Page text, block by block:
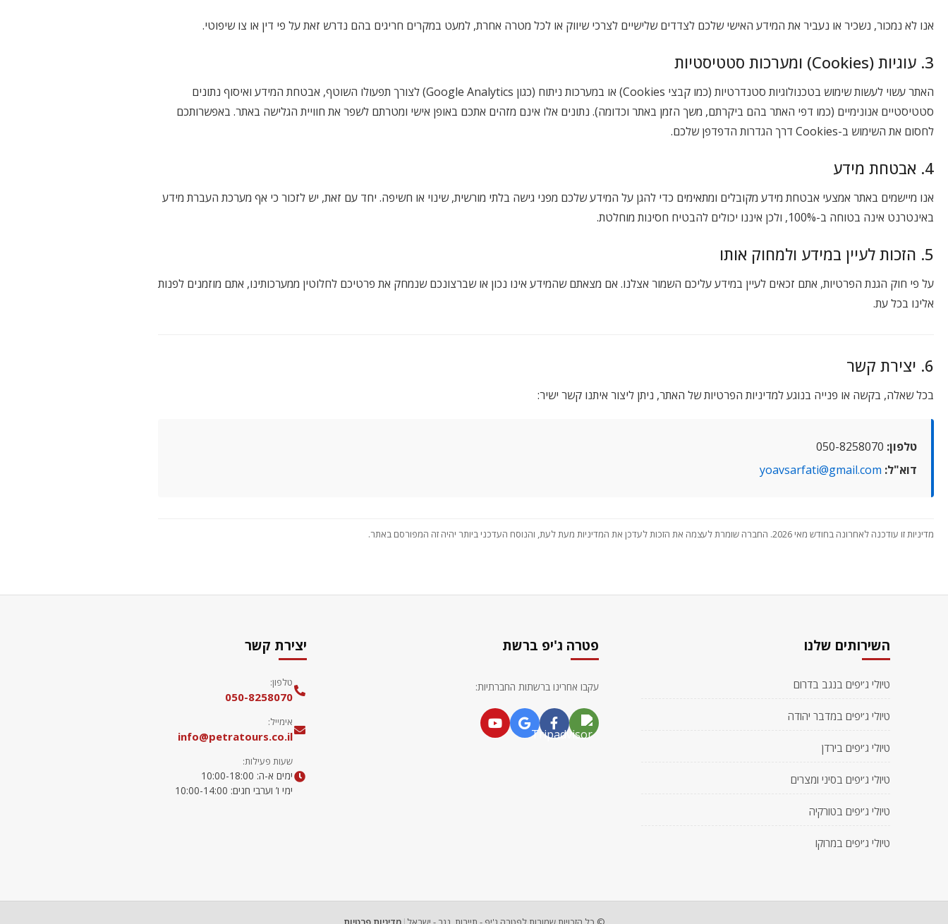
אנו לא נמכור, נשכיר או נעביר את המידע האישי שלכם לצדדים שלישיים לצרכי שיווק או לכל מטרה אחרת, למעט במקרים חריגים בהם נדרש זאת על פי דין או צו שיפוטי.
3. עוגיות (Cookies) ומערכות סטטיסטיות
האתר עשוי לעשות שימוש בטכנולוגיות סטנדרטיות (כמו קבצי Cookies) או במערכות ניתוח (כגון Google Analytics) לצורך תפעולו השוטף, אבטחת המידע ואיסוף נתונים
סטטיסטיים אנונימיים (כמו דפי האתר בהם ביקרתם, משך הזמן באתר וכדומה). נתונים אלו אינם מזהים אתכם באופן אישי ומטרתם לשפר את חוויית הגלישה באתר. באפשרותכם
לחסום את השימוש ב-Cookies דרך הגדרות הדפדפן שלכם.
4. אבטחת מידע
אנו מיישמים באתר אמצעי אבטחת מידע מקובלים ומתאימים כדי להגן על המידע שלכם מפני גישה בלתי מורשית, שינוי או חשיפה. יחד עם זאת, יש לזכור כי אף מערכת העברת מידע
באינטרנט אינה בטוחה ב-100%, ולכן איננו יכולים להבטיח חסינות מוחלטת.
5. הזכות לעיין במידע ולמחוק אותו
על פי חוק הגנת הפרטיות, אתם זכאים לעיין במידע עליכם השמור אצלנו. אם מצאתם שהמידע אינו נכון או שברצונכם שנמחק את פרטיכם לחלוטין ממערכותינו, אתם מוזמנים לפנות
אלינו בכל עת.
6. יצירת קשר
בכל שאלה, בקשה או פנייה בנוגע למדיניות הפרטיות של האתר, ניתן ליצור איתנו קשר ישיר:
טלפון: 050-8258070
דוא"ל: yoavsarfati@gmail.com
מדיניות זו עודכנה לאחרונה בחודש מאי 2026. החברה שומרת לעצמה את הזכות לעדכן את המדיניות מעת לעת, והנוסח העדכני ביותר יהיה זה המפורסם באתר.
השירותים שלנו
טיולי ג’יפים בנגב בדרום
טיולי ג’יפים במדבר יהודה
טיולי ג’יפים בירדן
טיולי ג’יפים בסיני ומצרים
טיולי ג’יפים בטורקיה
טיולי ג’יפים במרוקו
פטרה ג'יפ ברשת
עקבו אחרינו ברשתות החברתיות:
יצירת קשר
טלפון:
050-8258070
אימייל:
info@petratours.co.il
שעות פעילות:
ימים א-ה: 10:00-18:00
ימי ו’ וערבי חגים: 10:00-14:00